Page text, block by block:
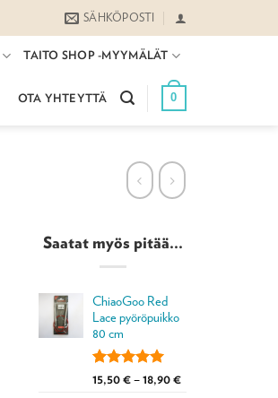
SÄHKÖPOSTI
TAITO SHOP -MYYMÄLÄT
OTA YHTEYTTÄ 0
Saatat myös pitää...
ChiaoGoo Red
Lace pyöröpuikko
80 cm
Arvio5.00
4
15,50€–18,90€Hintaluokka: